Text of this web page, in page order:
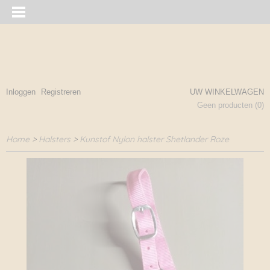
Inloggen Registreren
UW WINKELWAGEN
Geen producten (0)
Home > Halsters > Kunstof Nylon halster Shetlander Roze